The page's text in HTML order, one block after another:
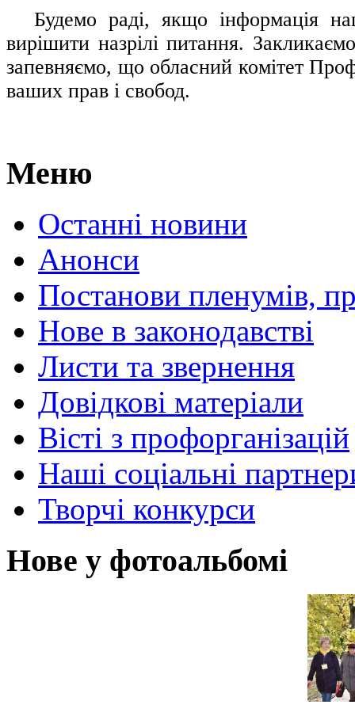
Будемо раді, якщо інформація
вирішити назрілі питання.
запевняємо, що обласний комітет
ваших прав і свобод.
Меню
Останні новини
Анонси
Постанови пленумів,
Нове в законодавстві
Листи та звернення
Довідкові матеріали
Вісті з профорганізацій
Наші соціальні
Творчі конкурси
Нове у фотоальбомі